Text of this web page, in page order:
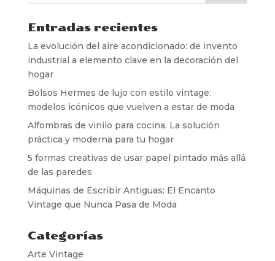
Entradas recientes
La evolución del aire acondicionado: de invento
industrial a elemento clave en la decoración del
hogar
Bolsos Hermes de lujo con estilo vintage:
modelos icónicos que vuelven a estar de moda
Alfombras de vinilo para cocina. La solución
práctica y moderna para tu hogar
5 formas creativas de usar papel pintado más allá
de las paredes
Máquinas de Escribir Antiguas: El Encanto
Vintage que Nunca Pasa de Moda
Categorías
Arte Vintage